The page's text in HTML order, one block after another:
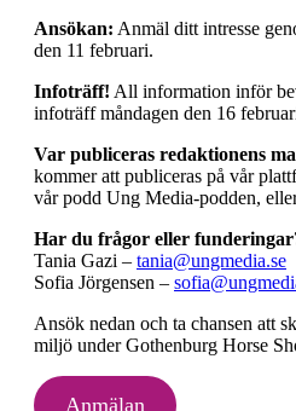
Ansökan: Anmäl ditt intresse
den 11 februari.
Infoträff! All information inför
infoträff måndagen den 16
Var publiceras redaktionens
kommer att publiceras på vår
vår podd Ung Media-podden,
Har du frågor eller
Tania Gazi – tania@ungmedia.se
Sofia Jörgensen –
Ansök nedan och ta chansen att
miljö under Gothenburg Horse
Anmälan